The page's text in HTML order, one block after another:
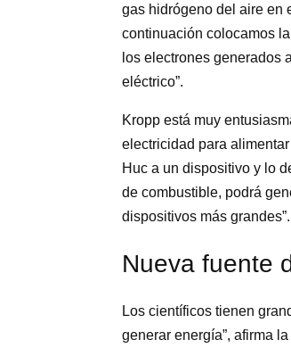
gas hidrógeno del aire en
continuación colocamos
los electrones generados
eléctrico”.
Kropp está muy
electricidad para
Huc a un dispositivo y lo
de combustible, podrá
dispositivos más grandes”.
Nueva fuente
Los científicos tienen
generar energía”, afirma